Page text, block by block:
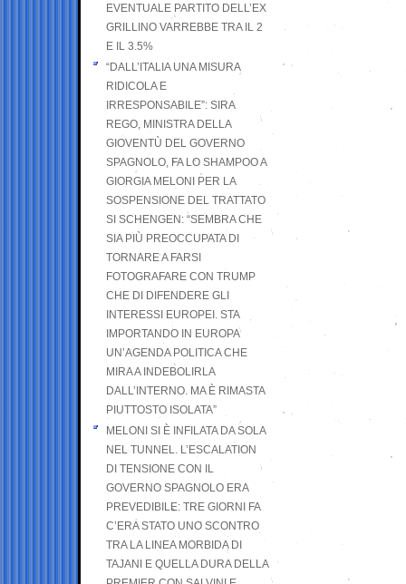
EVENTUALE PARTITO DELL’EX
GRILLINO VARREBBE TRA IL 2
E IL 3.5%
“DALL’ITALIA UNA MISURA
RIDICOLA E
IRRESPONSABILE”: SIRA
REGO, MINISTRA DELLA
GIOVENTÙ DEL GOVERNO
SPAGNOLO, FA LO SHAMPOO A
GIORGIA MELONI PER LA
SOSPENSIONE DEL TRATTATO
SI SCHENGEN: “SEMBRA CHE
SIA PIÙ PREOCCUPATA DI
TORNARE A FARSI
FOTOGRAFARE CON TRUMP
CHE DI DIFENDERE GLI
INTERESSI EUROPEI. STA
IMPORTANDO IN EUROPA
UN’AGENDA POLITICA CHE
MIRA A INDEBOLIRLA
DALL’INTERNO. MA È RIMASTA
PIUTTOSTO ISOLATA”
MELONI SI È INFILATA DA SOLA
NEL TUNNEL. L’ESCALATION
DI TENSIONE CON IL
GOVERNO SPAGNOLO ERA
PREVEDIBILE: TRE GIORNI FA
C’ERA STATO UNO SCONTRO
TRA LA LINEA MORBIDA DI
TAJANI E QUELLA DURA DELLA